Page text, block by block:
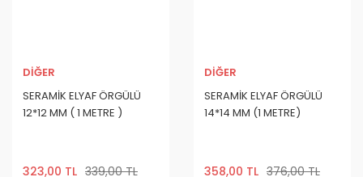
DİĞER
SERAMİK ELYAF ÖRGÜLÜ
12*12 MM ( 1 METRE )
323,00 TL 339,00 TL
DİĞER
SERAMİK ELYAF ÖRGÜLÜ
14*14 MM (1 METRE)
358,00 TL 376,00 TL